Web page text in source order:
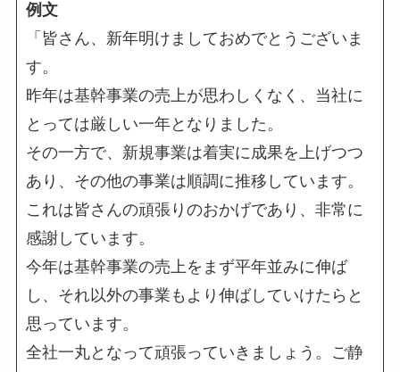
例文
「皆さん、新年明けましておめでとうございま
す。
昨年は基幹事業の売上が思わしくなく、当社に
とっては厳しい一年となりました。
その一方で、新規事業は着実に成果を上げつつ
あり、その他の事業は順調に推移しています。
これは皆さんの頑張りのおかげであり、非常に
感謝しています。
今年は基幹事業の売上をまず平年並みに伸ば
し、それ以外の事業もより伸ばしていけたらと
思っています。
全社一丸となって頑張っていきましょう。ご静